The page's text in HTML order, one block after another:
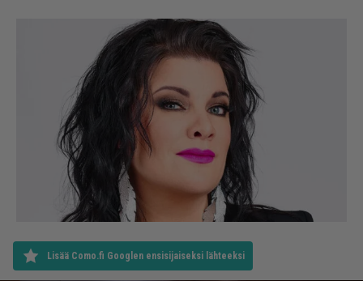
Lisää Como.fi Googlen ensisijaiseksi lähteeksi